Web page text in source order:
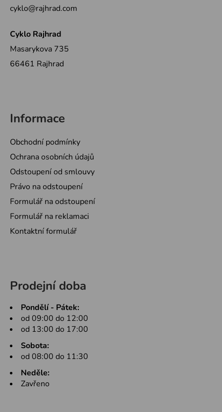
cyklo@rajhrad.com
Cyklo Rajhrad
Masarykova 735
66461 Rajhrad
Informace
Obchodní podmínky
Ochrana osobních údajů
Odstoupení od smlouvy
Právo na odstoupení
Formulář na odstoupení
Formulář na reklamaci
Kontaktní formulář
Prodejní doba
Pondělí - Pátek:
od 09:00 do 12:00
od 13:00 do 17:00
Sobota:
od 08:00 do 11:30
Neděle:
Zavřeno